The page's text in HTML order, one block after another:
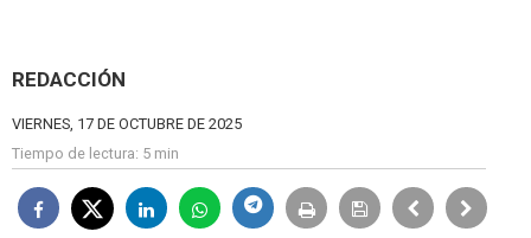
REDACCIÓN
VIERNES, 17 DE OCTUBRE DE 2025
Tiempo de lectura: 5 min